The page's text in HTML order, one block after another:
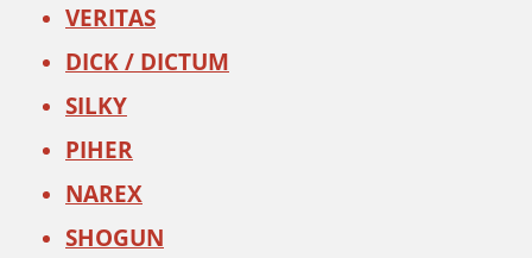
VERITAS
DICK / DICTUM
SILKY
PIHER
NAREX
SHOGUN